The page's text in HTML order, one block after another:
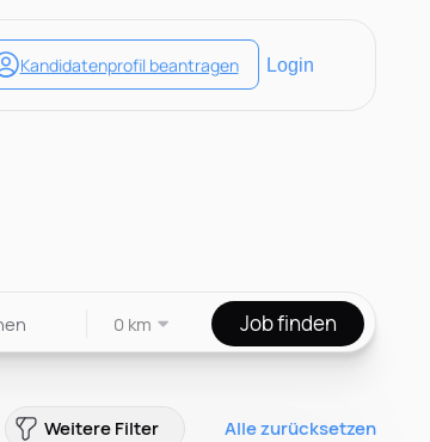
0 km Job finden
Weitere Filter Alle zurücksetzen